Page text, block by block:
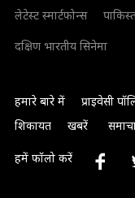
लेटेस्ट स्मार्टफोन्स
दक्षिण भारतीय सिनेमा
हमारे बारे में प्राइवेसी
शिकायत
खबरें
हमें फॉलो करें